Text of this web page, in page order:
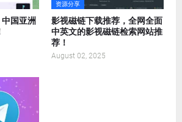
国亚洲
资源分享
影视磁链下载推荐，全网全面
中英文的影视磁链检索网站推
荐！
August 02, 2025